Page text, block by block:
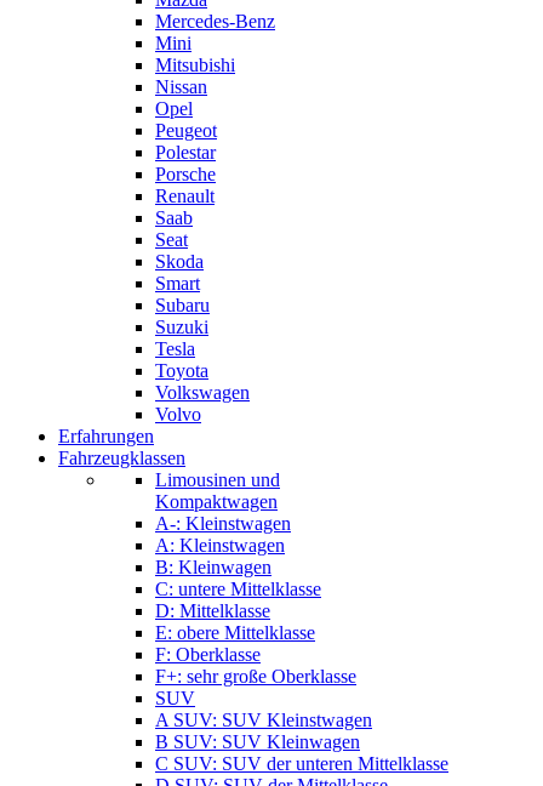
Mercedes-Benz
Mini
Mitsubishi
Nissan
Opel
Peugeot
Polestar
Porsche
Renault
Saab
Seat
Skoda
Smart
Subaru
Suzuki
Tesla
Toyota
Volkswagen
Volvo
Erfahrungen
Fahrzeugklassen
Limousinen und
Kompaktwagen
A-: Kleinstwagen
A: Kleinstwagen
B: Kleinwagen
C: untere Mittelklasse
D: Mittelklasse
E: obere Mittelklasse
F: Oberklasse
F+: sehr große Oberklasse
SUV
A SUV: SUV Kleinstwagen
B SUV: SUV Kleinwagen
C SUV: SUV der unteren Mittelklasse